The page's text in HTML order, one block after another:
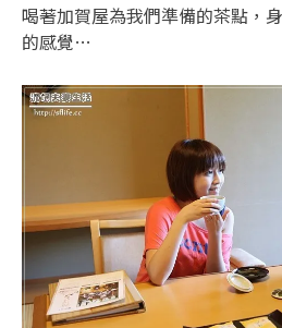
喝著加賀屋為我們準備的茶點，
的感覺…